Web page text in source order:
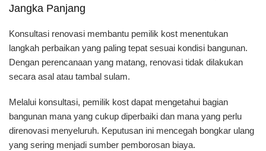
Jangka Panjang
Konsultasi renovasi membantu pemilik kost menentukan
langkah perbaikan yang paling tepat sesuai kondisi bangunan.
Dengan perencanaan yang matang, renovasi tidak dilakukan
secara asal atau tambal sulam.
Melalui konsultasi, pemilik kost dapat mengetahui bagian
bangunan mana yang cukup diperbaiki dan mana yang perlu
direnovasi menyeluruh. Keputusan ini mencegah bongkar ulang
yang sering menjadi sumber pemborosan biaya.